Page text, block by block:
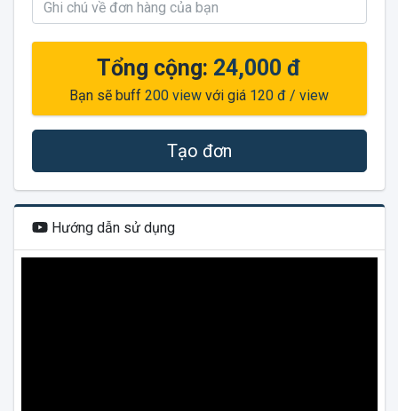
Tổng cộng: 24,000 đ
Bạn sẽ buff 200 view với giá 120 đ / view
Tạo đơn
Hướng dẫn sử dụng